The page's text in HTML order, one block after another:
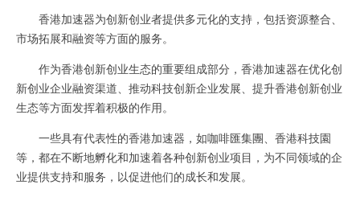
香港加速器为创新创业者提供多元化的支持，包括资源整合、
市场拓展和融资等方面的服务。
作为香港创新创业生态的重要组成部分，香港加速器在优化创
新创业企业融资渠道、推动科技创新企业发展、提升香港创新创业
生态等方面发挥着积极的作用。
一些具有代表性的香港加速器，如咖啡匯集團、香港科技園
等，都在不断地孵化和加速着各种创新创业项目，为不同领域的企
业提供支持和服务，以促进他们的成长和发展。